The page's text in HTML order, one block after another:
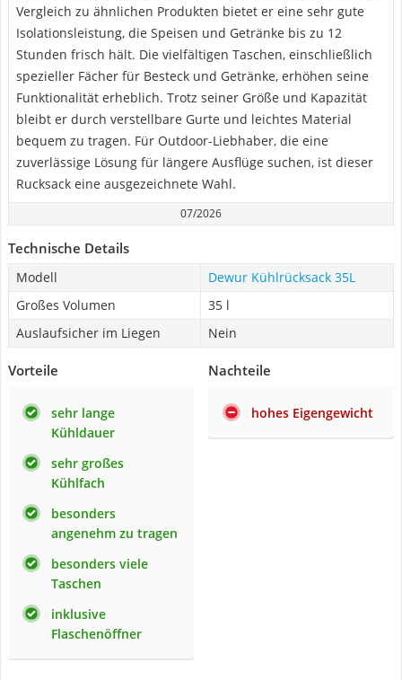
Vergleich zu ähnlichen Produkten bietet er eine sehr gute
Isolationsleistung, die Speisen und Getränke bis zu 12
Stunden frisch hält. Die vielfältigen Taschen, einschließlich
spezieller Fächer für Besteck und Getränke, erhöhen seine
Funktionalität erheblich. Trotz seiner Größe und Kapazität
bleibt er durch verstellbare Gurte und leichtes Material
bequem zu tragen. Für Outdoor-Liebhaber, die eine
zuverlässige Lösung für längere Ausflüge suchen, ist dieser
Rucksack eine ausgezeichnete Wahl.
07/2026
Technische Details
Modell
Dewur Kühlrücksack 35L
Großes Volumen
35 l
Auslaufsicher im Liegen
Nein
Vorteile
sehr lange
Kühldauer
sehr großes
Kühlfach
besonders
angenehm zu tragen
besonders viele
Taschen
inklusive
Flaschenöffner
Nachteile
hohes Eigengewicht